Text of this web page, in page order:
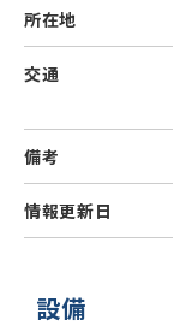
所在地
交通
備考
情報更新日
設備